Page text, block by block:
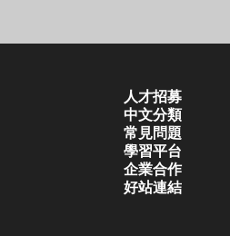
人才招募
中文分類
常見問題
學習平台
企業合作
好站連結